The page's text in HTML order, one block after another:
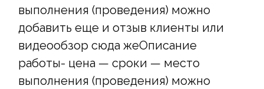
выполнения (проведения) можно
добавить еще и отзыв клиенты или
видеообзор сюда жеОписание
работы- цена — сроки — место
выполнения (проведения) можно